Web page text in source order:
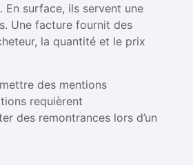
surface, ils servent une
Une facture fournit des
la quantité et le prix
des mentions
requièrent
des remontrances lors d’un